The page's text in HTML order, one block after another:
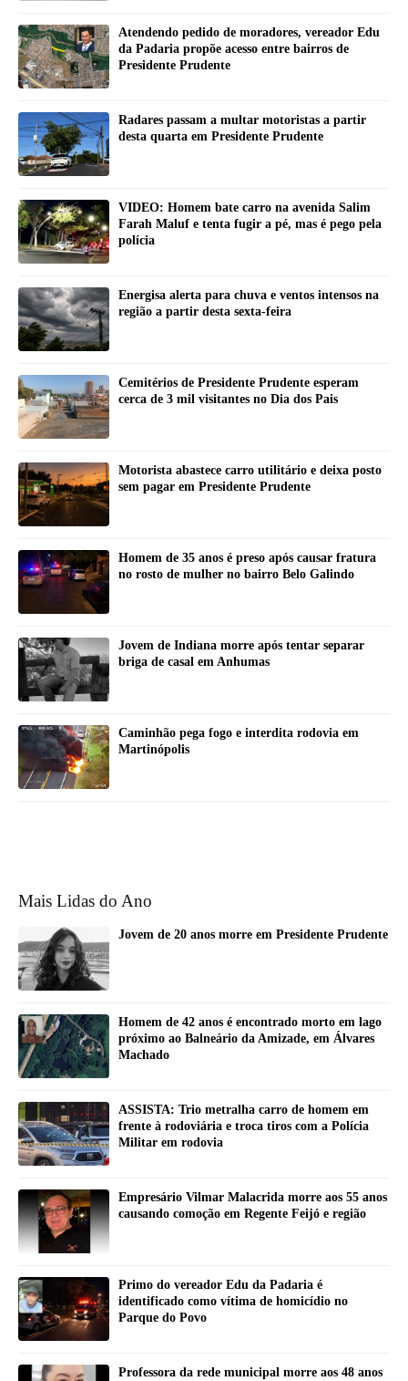
Atendendo pedido de moradores, vereador Edu
da Padaria propõe acesso entre bairros de
Presidente Prudente
Radares passam a multar motoristas a partir
desta quarta em Presidente Prudente
VIDEO: Homem bate carro na avenida Salim
Farah Maluf e tenta fugir a pé, mas é pego pela
polícia
Energisa alerta para chuva e ventos intensos na
região a partir desta sexta-feira
Cemitérios de Presidente Prudente esperam
cerca de 3 mil visitantes no Dia dos Pais
Motorista abastece carro utilitário e deixa posto
sem pagar em Presidente Prudente
Homem de 35 anos é preso após causar fratura
no rosto de mulher no bairro Belo Galindo
Jovem de Indiana morre após tentar separar
briga de casal em Anhumas
Caminhão pega fogo e interdita rodovia em
Martinópolis
Mais Lidas do Ano
Jovem de 20 anos morre em Presidente Prudente
Homem de 42 anos é encontrado morto em lago
próximo ao Balneário da Amizade, em Álvares
Machado
ASSISTA: Trio metralha carro de homem em
frente à rodoviária e troca tiros com a Polícia
Militar em rodovia
Empresário Vilmar Malacrida morre aos 55 anos
causando comoção em Regente Feijó e região
Primo do vereador Edu da Padaria é
identificado como vítima de homicídio no
Parque do Povo
Professora da rede municipal morre aos 48 anos